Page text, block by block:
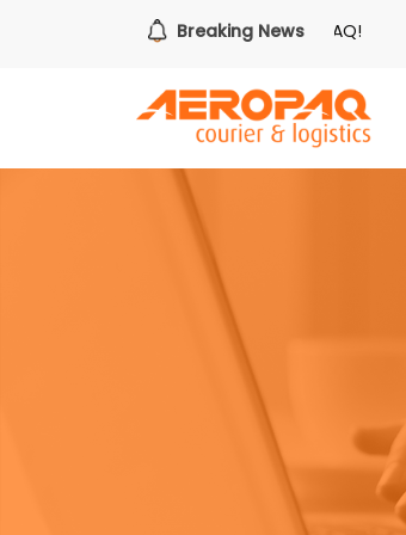
Breaking News
hora de redimir tus libras de Cash PAQ!